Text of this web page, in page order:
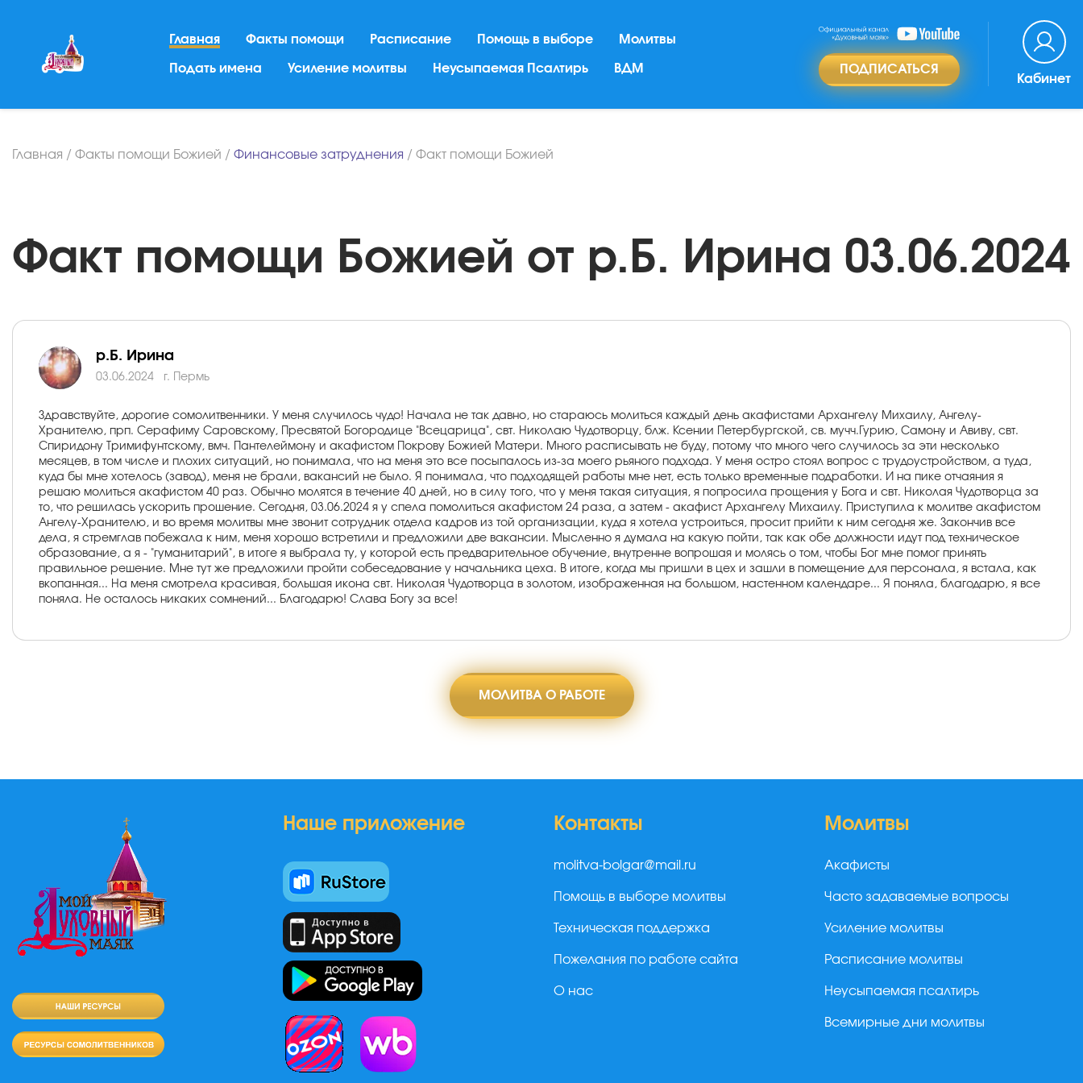
Главная Факты помощи Расписание Помощь в выборе Молитвы
Подать имена Усиление молитвы Неусыпаемая Псалтирь ВДМ ПОДПИСАТЬСЯ
Кабинет
Главная / Факты помощи Божией / Финансовые затруднения / Факт помощи Божией
Факт помощи Божией от р.Б. Ирина 03.06.2024
р.Б. Ирина
03.06.2024 г. Пермь
Здравствуйте, дорогие сомолитвенники. У меня случилось чудо! Начала не так давно, но стараюсь молиться каждый день акафистами Архангелу Михаилу, Ангелу-
Хранителю, прп. Серафиму Саровскому, Пресвятой Богородице "Всецарица", свт. Николаю Чудотворцу, блж. Ксении Петербургской, св. мучч.Гурию, Самону и Авиву, свт.
Спиридону Тримифунтскому, вмч. Пантелеймону и акафистом Покрову Божией Матери. Много расписывать не буду, потому что много чего случилось за эти несколько
месяцев, в том числе и плохих ситуаций, но понимала, что на меня это все посыпалось из-за моего рьяного подхода. У меня остро стоял вопрос с трудоустройством, а туда,
куда бы мне хотелось (завод), меня не брали, вакансий не было. Я понимала, что подходящей работы мне нет, есть только временные подработки. И на пике отчаяния я
решаю молиться акафистом 40 раз. Обычно молятся в течение 40 дней, но в силу того, что у меня такая ситуация, я попросила прощения у Бога и свт. Николая Чудотворца за
то, что решилась ускорить прошение. Сегодня, 03.06.2024 я у спела помолиться акафистом 24 раза, а затем - акафист Архангелу Михаилу. Приступила к молитве акафистом
Ангелу-Хранителю, и во время молитвы мне звонит сотрудник отдела кадров из той организации, куда я хотела устроиться, просит прийти к ним сегодня же. Закончив все
дела, я стремглав побежала к ним, меня хорошо встретили и предложили две вакансии. Мысленно я думала на какую пойти, так как обе должности идут под техническое
образование, а я - "гуманитарий", в итоге я выбрала ту, у которой есть предварительное обучение, внутренне вопрошая и молясь о том, чтобы Бог мне помог принять
правильное решение. Мне тут же предложили пройти собеседование у начальника цеха. В итоге, когда мы пришли в цех и зашли в помещение для персонала, я встала, как
вкопанная... На меня смотрела красивая, большая икона свт. Николая Чудотворца в золотом, изображенная на большом, настенном календаре... Я поняла, благодарю, я все
поняла. Не осталось никаких сомнений... Благодарю! Слава Богу за все!
МОЛИТВА О РАБОТЕ
Наше приложение Контакты
molitva-bolgar@mail.ru
Помощь в выборе молитвы
Техническая поддержка
Пожелания по работе сайта
О нас
Молитвы
Акафисты
Часто задаваемые вопросы
Усиление молитвы
Расписание молитвы
Неусыпаемая псалтирь
Всемирные дни молитвы